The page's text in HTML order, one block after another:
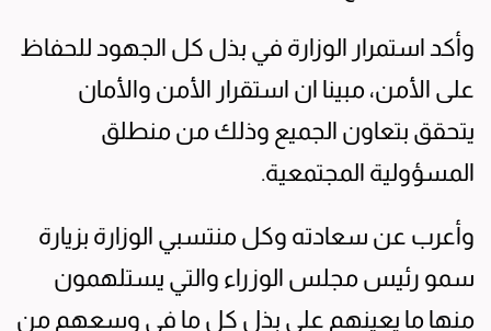
وأكد استمرار الوزارة في بذل كل الجهود للحفاظ
على الأمن، مبينا ان استقرار الأمن والأمان
يتحقق بتعاون الجميع وذلك من منطلق
المسؤولية المجتمعية.
وأعرب عن سعادته وكل منتسبي الوزارة بزيارة
سمو رئيس مجلس الوزراء والتي يستلهمون
منها ما يعينهم على بذل كل ما في وسعهم من